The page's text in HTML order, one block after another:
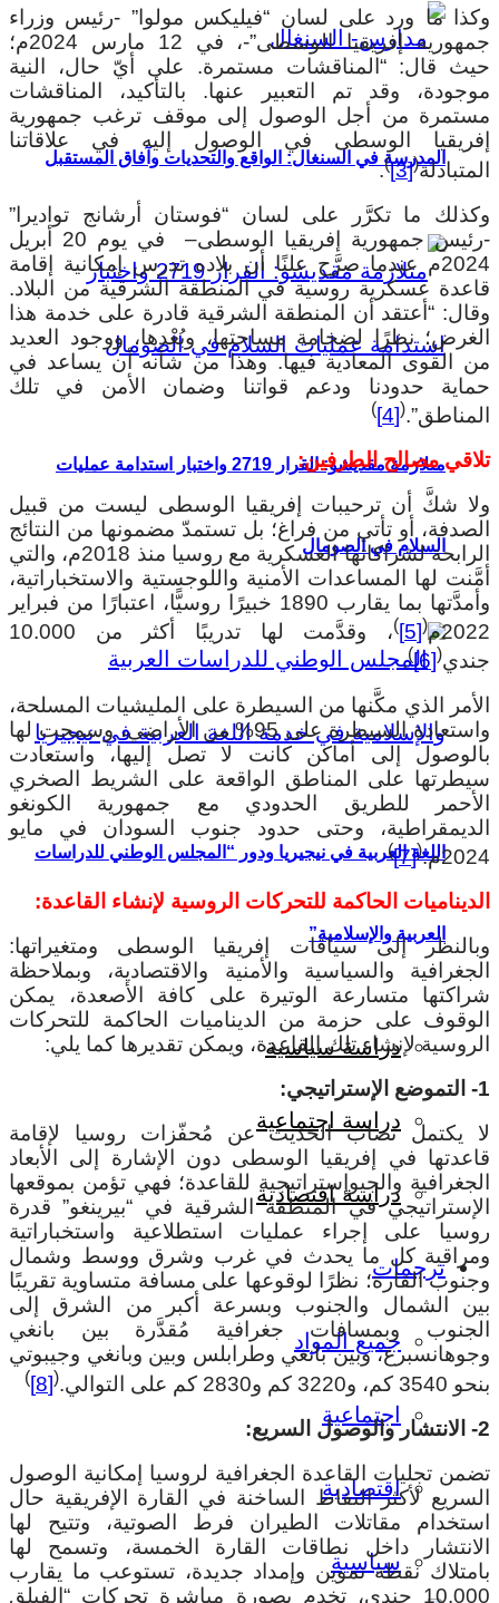
المدرسة في السنغال: الواقع والتحديات وآفاق المستقبل
متلازمة مقديشو: القرار 2719 واختبار استدامة عمليات
السلام في الصومال
اللغة العربية في نيجيريا ودور “المجلس الوطني للدراسات
العربية والإسلامية”
دراسة سياسية
دراسة اجتماعية
دراسة اقتصادية
ترجمات
جميع المواد
اجتماعية
اقتصادية
سياسية
ما ورد على لسان “فيليكس مولوا” -رئيس وزراء
جمهورية إفريقيا الوسطى”-، في 12 مارس 2024م؛
قال: “المناقشات مستمرة. على أيّ حال، النية
وقد تم التعبير عنها. بالتأكيد، المناقشات
من أجل الوصول إلى موقف ترغب جمهورية
الوسطى في الوصول إليه في علاقاتنا
(
[3]
)
.
ما تكرَّر على لسان “فوستان أرشانج تواديرا”
-رئيس جمهورية إفريقيا الوسطى– في يوم 20 أبريل
2024م عندما صرَّح علنًا أن بلاده تدرس إمكانية إقامة
عسكرية روسية في المنطقة الشرقية من البلاد.
“أعتقد أن المنطقة الشرقية قادرة على خدمة هذا
نظرًا لضخامة مساحتها، وبُعْدها، ووجود العديد
القوى المعادية فيها. وهذا من شأنه أن يساعد في
حدودنا ودعم قواتنا وضمان الأمن في تلك
[4]
)
مصالح الطرفين:
شكَّ أن ترحيبات إفريقيا الوسطى ليست من قبيل
أو تأتي من فراغ؛ بل تستمدّ مضمونها من النتائج
الرابحة لشراكاتها العسكرية مع روسيا منذ 2018م، والتي
لها المساعدات الأمنية واللوجستية والاستخباراتية،
وأمدَّتها بما يقارب 1890 خبيرًا روسيًّا، اعتبارًا من فبراير
(
[5]
)
، وقدَّمت لها تدريبًا أكثر من 10.000
[6]
)
.
الذي مكَّنها من السيطرة على المليشيات المسلحة،
واستعادة السيطرة على 95% من الأراضي، وسمحت لها
إلى أماكن كانت لا تصل إليها، واستعادت
على المناطق الواقعة على الشريط الصخري
للطريق الحدودي مع جمهورية الكونغو
وحتى حدود جنوب السودان في مايو
(
[7]
)
الحاكمة للتحركات الروسية لإنشاء القاعدة:
إلى سياقات إفريقيا الوسطى ومتغيراتها:
والسياسية والأمنية والاقتصادية، وبملاحظة
متسارعة الوتيرة على كافة الأصعدة، يمكن
على حزمة من الديناميات الحاكمة للتحركات
لإنشاء تلك القاعدة، ويمكن تقديرها كما يلي:
:
يكتمل نصاب الحديث عن مُحفّزات روسيا لإقامة
في إفريقيا الوسطى دون الإشارة إلى الأبعاد
والجيوإستراتيجية للقاعدة؛ فهي تؤمن بموقعها
في المنطقة الشرقية في “بيرينغو” قدرة
على إجراء عمليات استطلاعية واستخباراتية
كل ما يحدث في غرب وشرق ووسط وشمال
القارة؛ نظرًا لوقوعها على مسافة متساوية تقريبًا
الشمال والجنوب وبسرعة أكبر من الشرق إلى
وبمسافات جغرافية مُقدَّرة بين بانغي
وبين بانغي وطرابلس وبين وبانغي وجيبوتي
و3220 كم و2830 كم على التوالي.
[8]
)
تجليات القاعدة الجغرافية لروسيا إمكانية الوصول
لأكثر النقاط الساخنة في القارة الإفريقية حال
مقاتلات الطيران فرط الصوتية، وتتيح لها
داخل نطاقات القارة الخمسة، وتسمح لها
نقطة تموين وإمداد جديدة، تستوعب ما يقارب
10.000 جندي، تخدم بصورة مباشرة تحركات “الفيلق